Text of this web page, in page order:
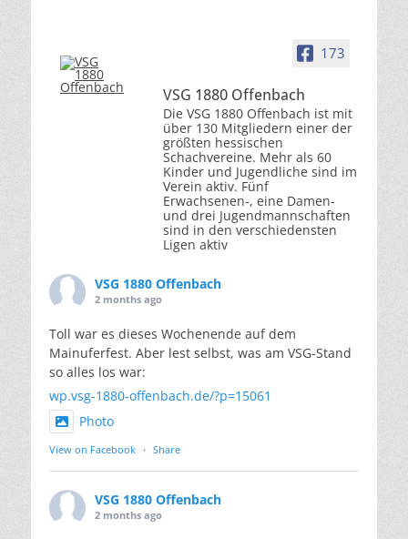
173
VSG 1880 Offenbach
Die VSG 1880 Offenbach ist mit
über 130 Mitgliedern einer der
größten hessischen
Schachvereine. Mehr als 60
Kinder und Jugendliche sind im
Verein aktiv. Fünf
Erwachsenen-, eine Damen-
und drei Jugendmannschaften
sind in den verschiedensten
Ligen aktiv
VSG 1880 Offenbach
2 months ago
Toll war es dieses Wochenende auf dem
Mainuferfest. Aber lest selbst, was am VSG-Stand
so alles los war:
wp.vsg-1880-offenbach.de/?p=15061
Photo
View on Facebook · Share
VSG 1880 Offenbach
2 months ago